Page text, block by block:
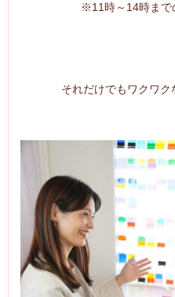
※11時～14時まで
それだけでもワクワク